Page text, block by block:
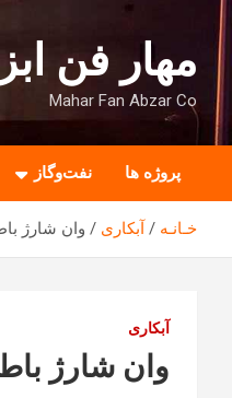
به
محتوا
بروید
مهار فن
Mahar Fan Abzar Co
پروژه ها نفت‌وگاز
خـانـه آبکاری وان شارژ
آبکاری
وان شارژ